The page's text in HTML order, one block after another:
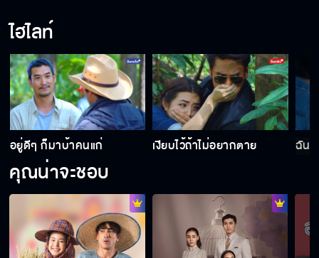
ไฮไลท์
อยู่ดีๆ ก็มาบ้าคนแก่ เงียบไว้ถ้าไม่อยากตาย ฉันร
คุณน่าจะชอบ